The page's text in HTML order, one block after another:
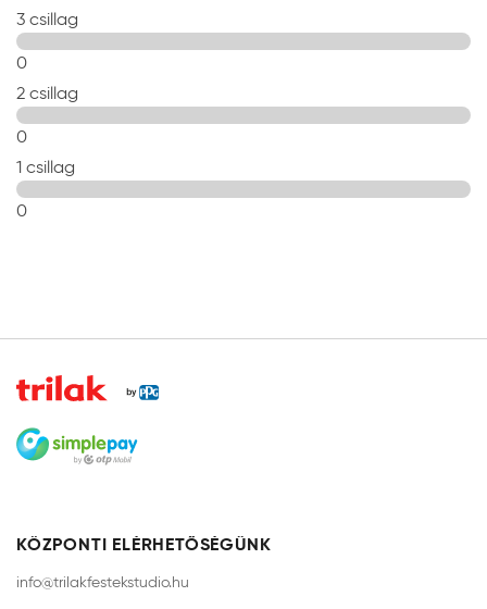
3 csillag
0
2 csillag
0
1 csillag
0
KÖZPONTI ELÉRHETŐSÉGÜNK
info@trilakfestekstudio.hu